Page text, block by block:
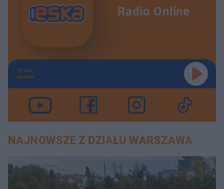
Radio Online
TERAZ
GRAMY
NAJNOWSZE Z DZIAŁU WARSZAWA